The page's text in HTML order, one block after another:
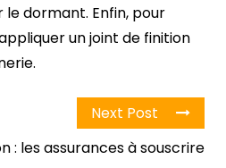
dormant. Enfin, pour
un joint de finition
Next Post
: les assurances à souscrire